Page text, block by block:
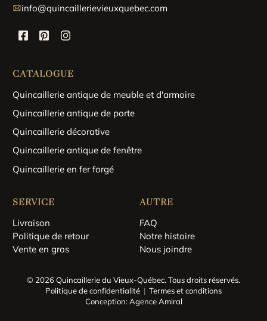
info@quincaillerievieuxquebec.com
CATALOGUE
Quincaillerie antique de meuble et d'armoire
Quincaillerie antique de porte
Quincaillerie décorative
Quincaillerie antique de fenêtre
Quincaillerie en fer forgé
SERVICE
Livraison
Politique de retour
Vente en gros
AUTRE
FAQ
Notre histoire
Nous joindre
© 2026 Quincaillerie du Vieux-Québec.Tous droits réservés.
Politique de confidentialité
Termes et conditions
Conception: Agence Amiral